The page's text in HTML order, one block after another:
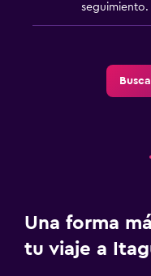
seguimiento.
Una forma
tu viaje a